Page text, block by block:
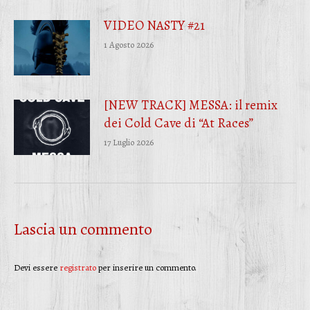
VIDEO NASTY #21
1 Agosto 2026
[NEW TRACK] MESSA: il remix
dei Cold Cave di “At Races”
17 Luglio 2026
Lascia un commento
Devi essere registratoper inserire un commento.